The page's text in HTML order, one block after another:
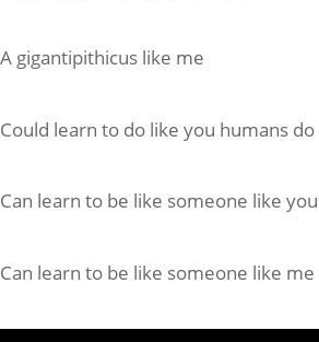
A gigantipithicus like me
Could learn to do like you humans do
Can learn to be like someone like you
Can learn to be like someone like me